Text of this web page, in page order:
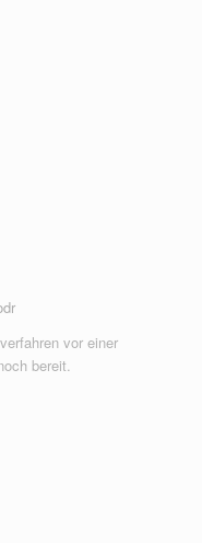
vor einer
bereit.